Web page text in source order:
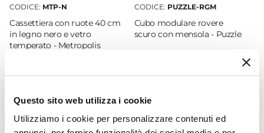
Questo sito web utilizza i cookie
Utilizziamo i cookie per personalizzare contenuti ed
Velluto
Materiale Seduta
Materiale Imbottitura
Metallo
CODICE: MTP-N
Cassettiera con ruote 40 cm
in legno nero e vetro
temperato - Metropolis
CODICE: PUZZLE-RGM
Cubo modulare rovere
scuro con mensola - Puzzle